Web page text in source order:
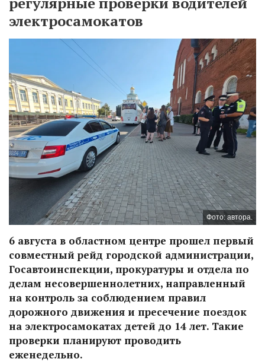
электросамокатов
Фото: автора.
6 августа в областном центре прошел первый
совместный рейд городской администрации,
Госавтоинспекции, прокуратуры и отдела по
делам несовершеннолетних, направленный
на контроль за соблюдением правил
дорожного движения и пресечение поездок
на электросамокатах детей до 14 лет. Такие
проверки планируют проводить
еженедельно.